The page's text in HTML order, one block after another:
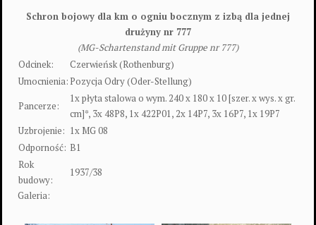
Schron bojowy dla km o ogniu bocznym z izbą dla jednej
drużyny nr 777
(MG-Schartenstand mit Gruppe nr 777)
Odcinek:
Czerwieńsk (Rothenburg)
Umocnienia: Pozycja Odry (Oder-Stellung)
Pancerze:
1x płyta stalowa o wym. 240 x 180 x 10 [szer. x wys. x gr.
cm]*, 3x 48P8, 1x 422P01, 2x 14P7, 3x 16P7, 1x 19P7
Uzbrojenie: 1x MG 08
Odporność: B1
Rok
budowy:
1937/38
Galeria: